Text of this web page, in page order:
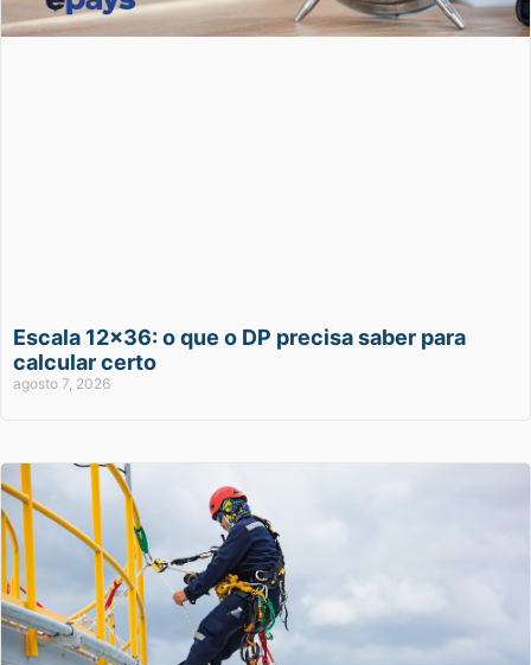
Escala 12×36: o que o DP precisa saber para
calcular certo
agosto 7, 2026